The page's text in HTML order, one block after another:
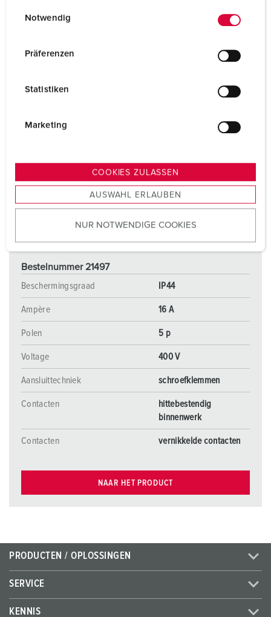
s
u
w
Notwendig
Präferenzen
Statistiken
Marketing
COOKIES ZULASSEN
AUSWAHL ERLAUBEN
NUR NOTWENDIGE COOKIES
Bestelnummer 21497
Beschermingsgraad
IP44
Ampère 16 A
Polen 5 p
Voltage 400 V
Aansluittechniek schroefklemmen
Contacten
hittebestendig
binnenwerk
Contacten vernikkelde contacten
NAAR HET PRODUCT
PRODUCTEN / OPLOSSINGEN
SERVICE
KENNIS